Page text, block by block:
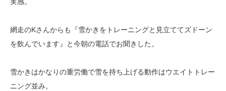
網走のKさんからも『雪かきをトレーニングと見立ててズドーン
を飲んでいます』と今朝の電話でお聞きした。
雪かきはかなりの重労働で雪を持ち上げる動作はウエイトトレー
ニング並み。